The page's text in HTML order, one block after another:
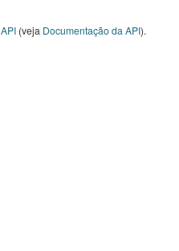
API(veja Documentação da API).